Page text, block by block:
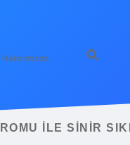
Hakkımızda
ILE SINIR